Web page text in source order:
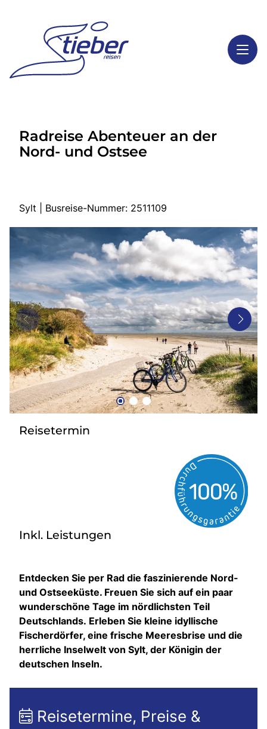
Highlights
Service
Start
Busreisen
Bus mieten
Gutscheine
Kontakt
Radreise Abenteuer an der
Nord- und Ostsee
Sylt | Busreise-Nummer: 2511109
Reisetermin
Inkl. Leistungen
Entdecken Sie per Rad die faszinierende Nord-
und Ostseeküste. Freuen Sie sich auf ein paar
wunderschöne Tage im nördlichsten Teil
Deutschlands. Erleben Sie kleine idyllische
Fischerdörfer, eine frische Meeresbrise und die
herrliche Inselwelt von Sylt, der Königin der
deutschen Inseln.
Reisetermine, Preise &